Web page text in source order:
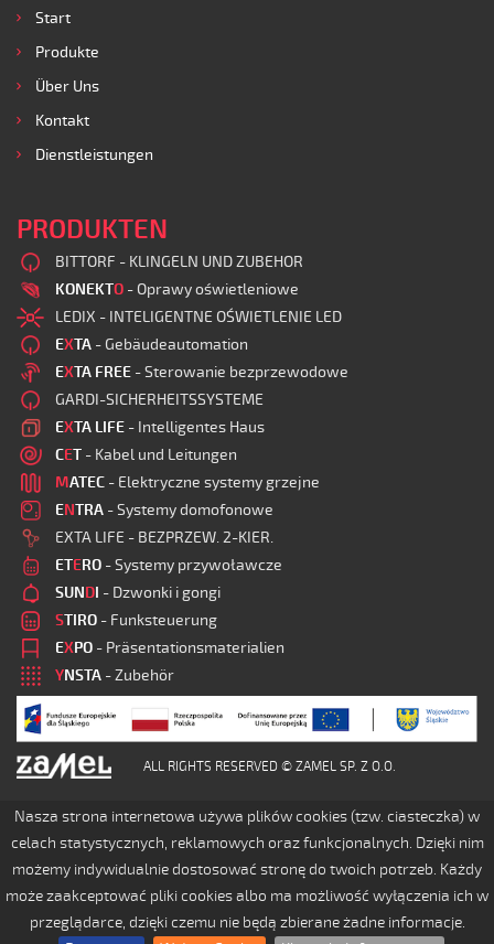
Start
Produkte
Über Uns
Kontakt
Dienstleistungen
PRODUKTEN
BITTORF - KLINGELN UND ZUBEHOR
KONEKTO - Oprawy oświetleniowe
LEDIX - INTELIGENTNE OŚWIETLENIE LED
EXTA - Gebäudeautomation
EXTA FREE - Sterowanie bezprzewodowe
GARDI-SICHERHEITSSYSTEME
EXTA LIFE - Intelligentes Haus
CET - Kabel und Leitungen
MATEC - Elektryczne systemy grzejne
ENTRA - Systemy domofonowe
EXTA LIFE - BEZPRZEW. 2-KIER.
ETERO - Systemy przywoławcze
SUNDI - Dzwonki i gongi
STIRO - Funksteuerung
EXPO - Präsentationsmaterialien
YNSTA - Zubehör
ALL RIGHTS RESERVED © ZAMEL SP. Z O.O.
Nasza strona internetowa używa plików cookies (tzw. ciasteczka) w
celach statystycznych, reklamowych oraz funkcjonalnych. Dzięki nim
możemy indywidualnie dostosować stronę do twoich potrzeb. Każdy
może zaakceptować pliki cookies albo ma możliwość wyłączenia ich w
przeglądarce, dzięki czemu nie będą zbierane żadne informacje.